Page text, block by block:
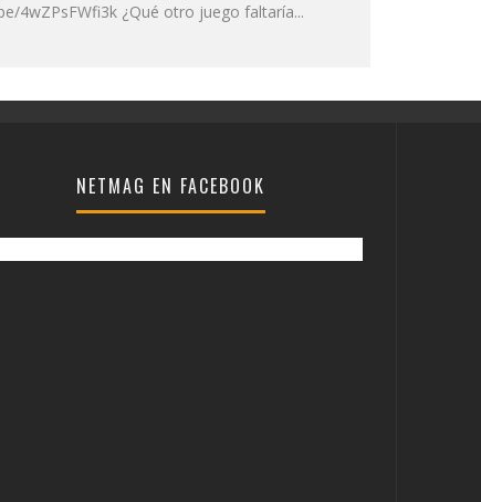
4wZPsFWfi3k ¿Qué otro juego faltaría...
NETMAG EN FACEBOOK